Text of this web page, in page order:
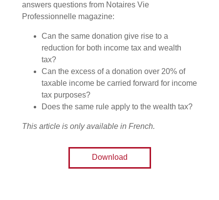
answers questions from Notaires Vie
Professionnelle magazine:
Can the same donation give rise to a
reduction for both income tax and wealth
tax?
Can the excess of a donation over 20% of
taxable income be carried forward for income
tax purposes?
Does the same rule apply to the wealth tax?
This article is only available in French.
Download